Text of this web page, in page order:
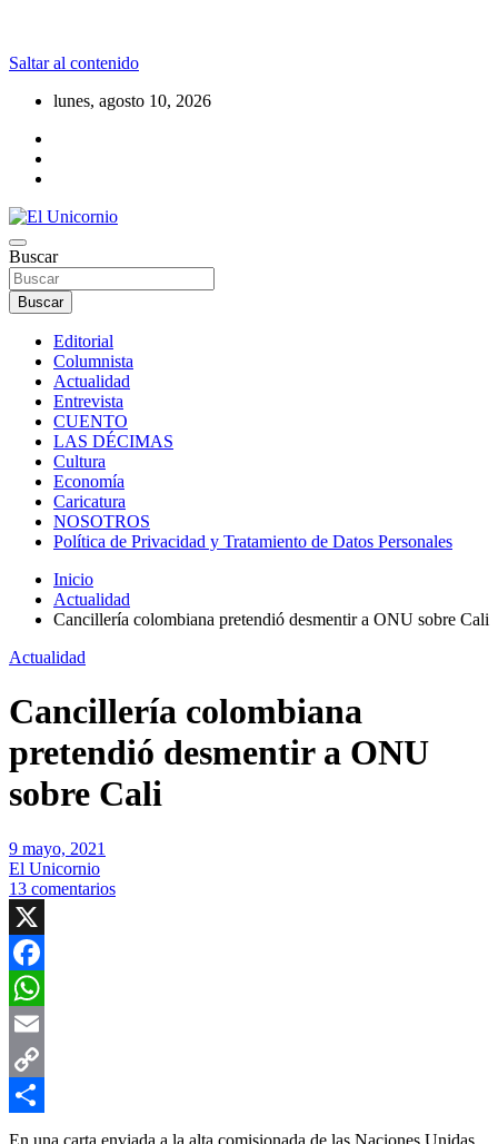
Saltar al contenido
lunes, agosto 10, 2026
El Unicornio
La realidad supera la fantasía
Buscar
Buscar
Editorial
Columnista
Actualidad
Entrevista
CUENTO
LAS DÉCIMAS
Cultura
Economía
Caricatura
NOSOTROS
Política de Privacidad y Tratamiento de Datos Personales
Inicio
Actualidad
Cancillería colombiana pretendió desmentir a ONU sobre Cali
Actualidad
Cancillería colombiana
pretendió desmentir a ONU
sobre Cali
9 mayo, 2021
El Unicornio
13 comentarios
X
Facebook
WhatsApp
Email
Copy
Link
Compartir
En una carta enviada a la alta comisionada de las Naciones Unidas